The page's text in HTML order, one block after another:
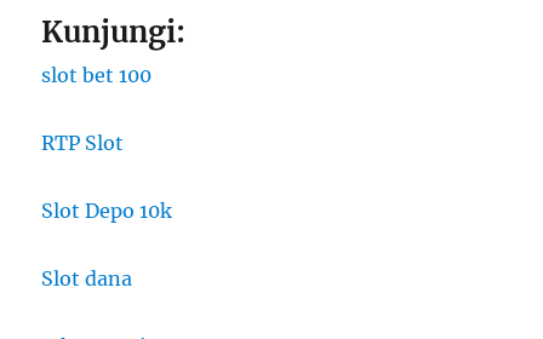
Kunjungi:
slot bet 100
RTP Slot
Slot Depo 10k
Slot dana